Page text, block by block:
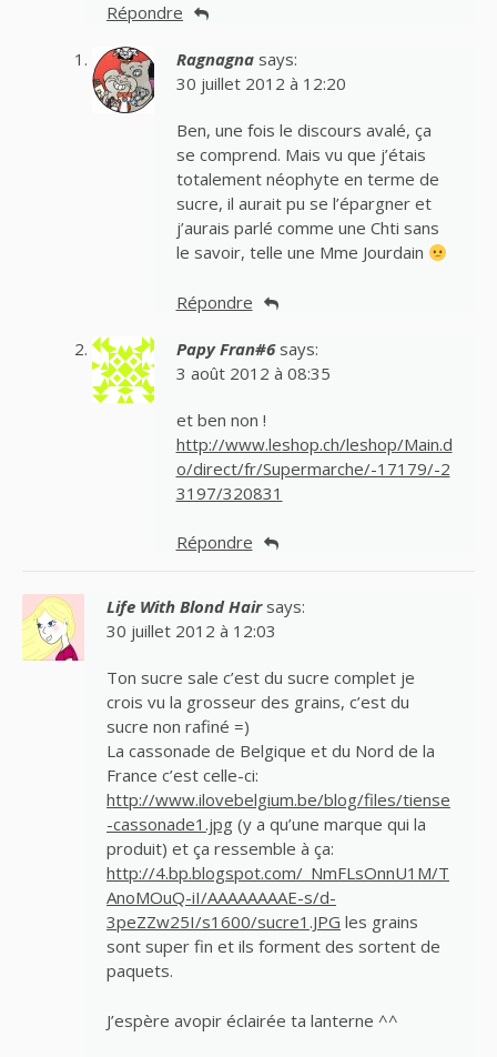
Répondre
Ragnagna says:
30 juillet 2012 à 12:20
Ben, une fois le discours avalé, ça
se comprend. Mais vu que j’étais
totalement néophyte en terme de
sucre, il aurait pu se l’épargner et
j’aurais parlé comme une Chti sans
le savoir, telle une Mme Jourdain
Répondre
Papy Fran#6 says:
3 août 2012 à 08:35
et ben non !
http://www.leshop.ch/leshop/Main.d
o/direct/fr/Supermarche/-17179/-2
3197/320831
Répondre
Life With Blond Hair says:
30 juillet 2012 à 12:03
Ton sucre sale c’est du sucre complet je
crois vu la grosseur des grains, c’est du
sucre non rafiné =)
La cassonade de Belgique et du Nord de la
France c’est celle-ci:
http://www.ilovebelgium.be/blog/files/tiense
-cassonade1.jpg (y a qu’une marque qui la
produit) et ça ressemble à ça:
http://4.bp.blogspot.com/_NmFLsOnnU1M/T
AnoMOuQ-iI/AAAAAAAAE-s/d-
3peZZw25I/s1600/sucre1.JPG les grains
sont super fin et ils forment des sortent de
paquets.
J’espère avopir éclairée ta lanterne ^^